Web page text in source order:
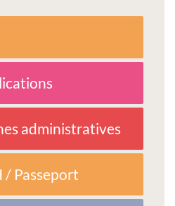
administratives
/ Passeport